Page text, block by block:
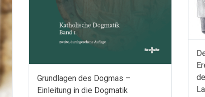
Grundlagen des Dogmas –
Einleitung in die Dogmatik